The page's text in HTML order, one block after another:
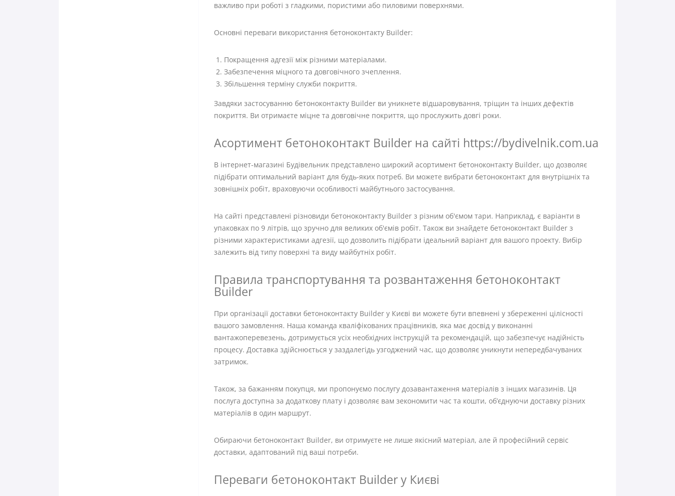
важливо при роботі з гладкими, пористими або пиловими поверхнями.
Основні переваги використання бетоноконтакту Builder:
Покращення адгезії між різними матеріалами.
Забезпечення міцного та довговічного зчеплення.
Збільшення терміну служби покриття.
Завдяки застосуванню бетоноконтакту Builder ви уникнете відшаровування, тріщин та інших дефектів
покриття. Ви отримаєте міцне та довговічне покриття, що прослужить довгі роки.
Асортимент бетоноконтакт Builder на сайті https://bydivelnik.com.ua
В інтернет-магазині Будівельник представлено широкий асортимент бетоноконтакту Builder, що дозволяє
підібрати оптимальний варіант для будь-яких потреб. Ви можете вибрати бетоноконтакт для внутрішніх та
зовнішніх робіт, враховуючи особливості майбутнього застосування.
На сайті представлені різновиди бетоноконтакту Builder з різним об'ємом тари. Наприклад, є варіанти в
упаковках по 9 літрів, що зручно для великих об'ємів робіт. Також ви знайдете бетоноконтакт Builder з
різними характеристиками адгезії, що дозволить підібрати ідеальний варіант для вашого проекту. Вибір
залежить від типу поверхні та виду майбутніх робіт.
Правила транспортування та розвантаження бетоноконтакт
Builder
При організації доставки бетоноконтакту Builder у Києві ви можете бути впевнені у збереженні цілісності
вашого замовлення. Наша команда кваліфікованих працівників, яка має досвід у виконанні
вантажоперевезень, дотримується усіх необхідних інструкцій та рекомендацій, що забезпечує надійність
процесу. Доставка здійснюється у заздалегідь узгоджений час, що дозволяє уникнути непередбачуваних
затримок.
Також, за бажанням покупця, ми пропонуємо послугу дозавантаження матеріалів з інших магазинів. Ця
послуга доступна за додаткову плату і дозволяє вам зекономити час та кошти, об’єднуючи доставку різних
матеріалів в один маршрут.
Обираючи бетоноконтакт Builder, ви отримуєте не лише якісний матеріал, але й професійний сервіс
доставки, адаптований під ваші потреби.
Переваги бетоноконтакт Builder у Києві